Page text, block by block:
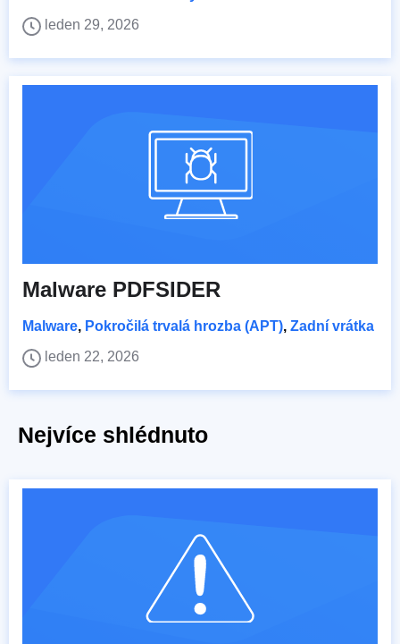
leden 29, 2026
Malware PDFSIDER
Malware, Pokročilá trvalá hrozba (APT), Zadní vrátka
leden 22, 2026
Nejvíce shlédnuto